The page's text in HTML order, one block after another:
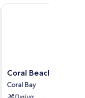
Coral
Beach
Hotel
Coral Beach Hotel &
Coral Bay
Coral Beach Hotel &